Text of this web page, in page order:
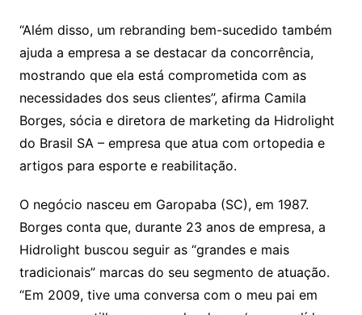
“Além disso, um rebranding bem-sucedido também
ajuda a empresa a se destacar da concorrência,
mostrando que ela está comprometida com as
necessidades dos seus clientes”, afirma Camila
Borges, sócia e diretora de marketing da Hidrolight
do Brasil SA – empresa que atua com ortopedia e
artigos para esporte e reabilitação.
O negócio nasceu em Garopaba (SC), em 1987.
Borges conta que, durante 23 anos de empresa, a
Hidrolight buscou seguir as “grandes e mais
tradicionais” marcas do seu segmento de atuação.
“Em 2009, tive uma conversa com o meu pai em